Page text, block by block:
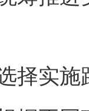
实施